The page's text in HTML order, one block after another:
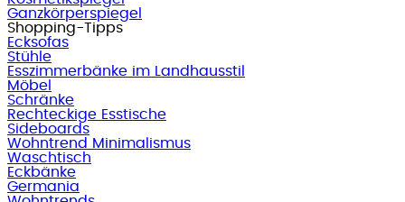
Ganzkörperspiegel
Shopping-Tipps
Ecksofas
Stühle
Esszimmerbänke im Landhausstil
Möbel
Schränke
Rechteckige Esstische
Sideboards
Wohntrend Minimalismus
Waschtisch
Eckbänke
Germania